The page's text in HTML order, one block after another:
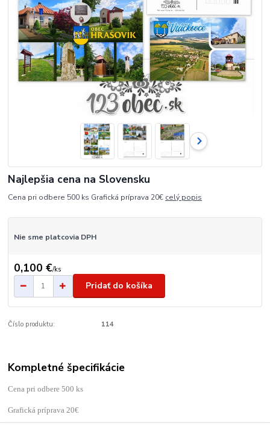
Najlepšia cena na Slovensku
Cena pri odbere 500 ks Grafická príprava 20€ celý popis
Nie sme platcovia DPH
0,100 €/ks
Pridať do košíka
Číslo produktu: 114
Kompletné špecifikácie
Cena pri odbere 500 ks
Grafická príprava 20€